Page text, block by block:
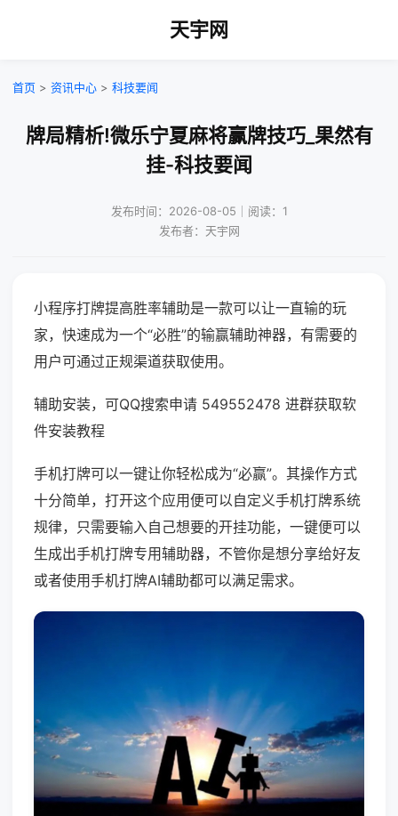
天宇网
首页 > 资讯中心 > 科技要闻
牌局精析!微乐宁夏麻将赢牌技巧_果然有
挂-科技要闻
发布时间：2026-08-05｜阅读：1
发布者：天宇网
小程序打牌提高胜率辅助是一款可以让一直输的玩
家，快速成为一个“必胜”的输赢辅助神器，有需要的
用户可通过正规渠道获取使用。
辅助安装，可QQ搜索申请 549552478 进群获取软
件安装教程
手机打牌可以一键让你轻松成为“必赢”。其操作方式
十分简单，打开这个应用便可以自定义手机打牌系统
规律，只需要输入自己想要的开挂功能，一键便可以
生成出手机打牌专用辅助器，不管你是想分享给好友
或者使用手机打牌AI辅助都可以满足需求。